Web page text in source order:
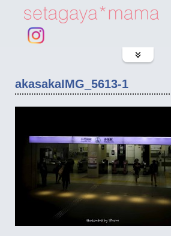
akasakaIMG_5613-1